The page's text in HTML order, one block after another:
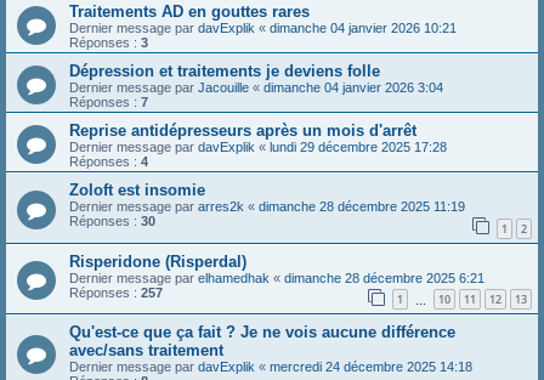
Traitements AD en gouttes rares
Dernier message par davExplik « dimanche 04 janvier 2026 10:21
Réponses : 3
Dépression et traitements je deviens folle
Dernier message par Jacouille « dimanche 04 janvier 2026 3:04
Réponses : 7
Reprise antidépresseurs après un mois d'arrêt
Dernier message par davExplik « lundi 29 décembre 2025 17:28
Réponses : 4
Zoloft est insomie
Dernier message par arres2k « dimanche 28 décembre 2025 11:19
Réponses : 30 1 2
Risperidone (Risperdal)
Dernier message par elhamedhak « dimanche 28 décembre 2025 6:21
Réponses : 257 1 10 11 12 13
Qu'est-ce que ça fait ? Je ne vois aucune différence
avec/sans traitement
Dernier message par davExplik « mercredi 24 décembre 2025 14:18